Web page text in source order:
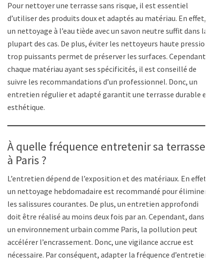
Pour nettoyer une terrasse sans risque, il est essentiel
d’utiliser des produits doux et adaptés au matériau. En effet,
un nettoyage à l’eau tiède avec un savon neutre suffit dans la
plupart des cas. De plus, éviter les nettoyeurs haute pression
trop puissants permet de préserver les surfaces. Cependant,
chaque matériau ayant ses spécificités, il est conseillé de
suivre les recommandations d’un professionnel. Donc, un
entretien régulier et adapté garantit une terrasse durable et
esthétique.
À quelle fréquence entretenir sa terrasse
à Paris ?
L’entretien dépend de l’exposition et des matériaux. En effet,
un nettoyage hebdomadaire est recommandé pour éliminer
les salissures courantes. De plus, un entretien approfondi
doit être réalisé au moins deux fois par an. Cependant, dans
un environnement urbain comme Paris, la pollution peut
accélérer l’encrassement. Donc, une vigilance accrue est
nécessaire. Par conséquent, adapter la fréquence d’entretien